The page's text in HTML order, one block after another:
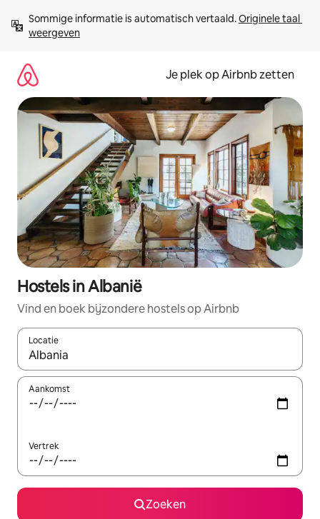
direct
naar
Sommige informatie is automatisch vertaald. Originele taal
weergeven
Je plek op Airbnb zetten
Hostels in Albanië
Vind en boek bijzondere hostels op Airbnb
Locatie
Wanneer er resultaten beschikbaar zijn, maak je een keuze
Aankomst
Vertrek
Zoeken